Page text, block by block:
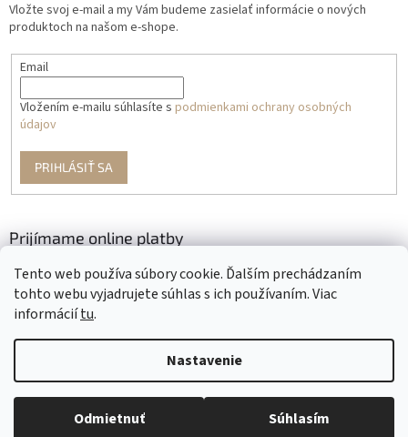
Tento web používa súbory cookie. Ďalším prechádzaním
tohto webu vyjadrujete súhlas s ich používaním. Viac
informáciítu.
Nastavenie
Odmietnuť Súhlasím
Vložte svoj e-mail a my Vám budeme zasielať informácie o nových
produktoch na našom e-shope.
Email
Vložením e-mailu súhlasíte s podmienkami ochrany osobných
údajov
PRIHLÁSIŤ SA
Prijímame online platby
Vytvoril Shoptet
Copyright 2026Krajčírkovo . Všetky práva vyhradené.